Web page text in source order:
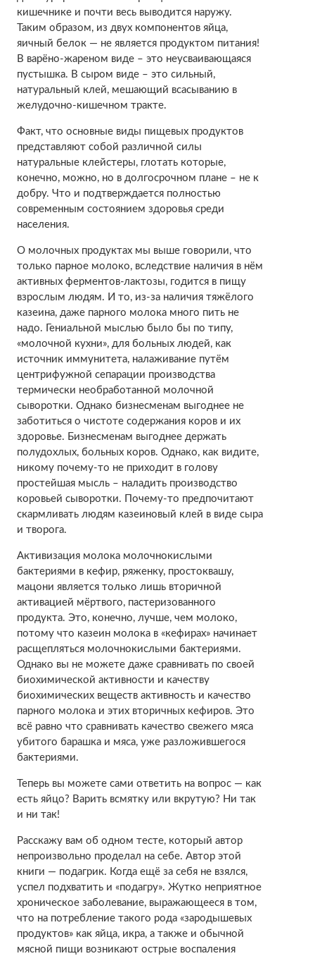
кишечнике и почти весь выводится наружу.
Таким образом, из двух компонентов яйца,
яичный белок — не является продуктом питания!
В варёно-жареном виде – это неусваивающаяся
пустышка. В сыром виде – это сильный,
натуральный клей, мешающий всасыванию в
желудочно-кишечном тракте.
Факт, что основные виды пищевых продуктов
представляют собой различной силы
натуральные клейстеры, глотать которые,
конечно, можно, но в долгосрочном плане – не к
добру. Что и подтверждается полностью
современным состоянием здоровья среди
населения.
О молочных продуктах мы выше говорили, что
только парное молоко, вследствие наличия в нём
активных ферментов-лактозы, годится в пищу
взрослым людям. И то, из-за наличия тяжёлого
казеина, даже парного молока много пить не
надо. Гениальной мыслью было бы по типу,
«молочной кухни», для больных людей, как
источник иммунитета, налаживание путём
центрифужной сепарации производства
термически необработанной молочной
сыворотки. Однако бизнесменам выгоднее не
заботиться о чистоте содержания коров и их
здоровье. Бизнесменам выгоднее держать
полудохлых, больных коров. Однако, как видите,
никому почему-то не приходит в голову
простейшая мысль – наладить производство
коровьей сыворотки. Почему-то предпочитают
скармливать людям казеиновый клей в виде сыра
и творога.
Активизация молока молочнокислыми
бактериями в кефир, ряженку, простоквашу,
мацони является только лишь вторичной
активацией мёртвого, пастеризованного
продукта. Это, конечно, лучше, чем молоко,
потому что казеин молока в «кефирах» начинает
расщепляться молочнокислыми бактериями.
Однако вы не можете даже сравнивать по своей
биохимической активности и качеству
биохимических веществ активность и качество
парного молока и этих вторичных кефиров. Это
всё равно что сравнивать качество свежего мяса
убитого барашка и мяса, уже разложившегося
бактериями.
Теперь вы можете сами ответить на вопрос — как
есть яйцо? Варить всмятку или вкрутую? Ни так
и ни так!
Расскажу вам об одном тесте, который автор
непроизвольно проделал на себе. Автор этой
книги — подагрик. Когда ещё за себя не взялся,
успел подхватить и «подагру». Жутко неприятное
хроническое заболевание, выражающееся в том,
что на потребление такого рода «зародышевых
продуктов» как яйца, икра, а также и обычной
мясной пищи возникают острые воспаления